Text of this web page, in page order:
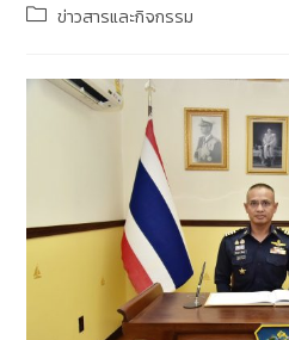
ข่าวสารและกิจกรรม